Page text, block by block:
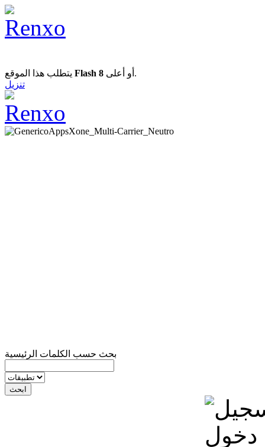
Flash 8
أو أعلى.
تنزيل
بحث حسب الكلمات الرئيسية